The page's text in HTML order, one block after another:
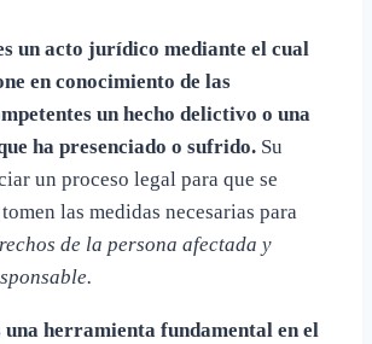
un acto jurídico mediante el cual
en conocimiento de las
un hecho delictivo o una
ha presenciado o sufrido. Su
un proceso legal para que se
las medidas necesarias para
de la persona afectada y
una herramienta fundamental en el